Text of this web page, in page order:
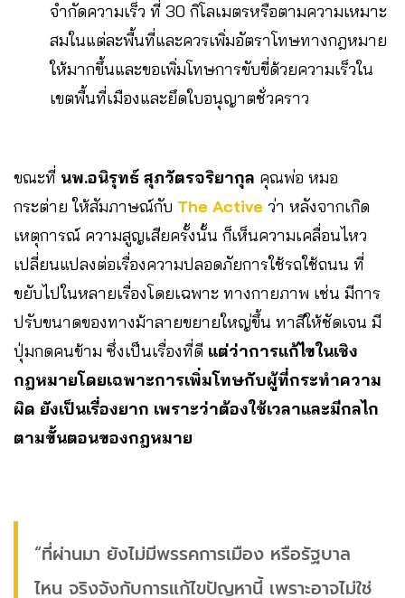
จำกัดความเร็ว ที่ 30 กิโลเมตรหรือตามความเหมาะ
สมในแต่ละพื้นที่และควรเพิ่มอัตราโทษทางกฎหมาย
ให้มากขึ้นและขอเพิ่มโทษการขับขี่ด้วยความเร็วใน
เขตพื้นที่เมืองและยึดใบอนุญาตชั่วคราว
ขณะที่ นพ.อนิรุทธ์ สุภวัตรจริยากุล คุณพ่อ หมอ
กระต่าย ให้สัมภาษณ์กับ The Active ว่า หลังจากเกิด
เหตุการณ์ ความสูญเสียครั้งนั้น ก็เห็นความเคลื่อนไหว
เปลี่ยนแปลงต่อเรื่องความปลอดภัยการใช้รถใช้ถนน ที่
ขยับไปในหลายเรื่องโดยเฉพาะ ทางกายภาพ เช่น มีการ
ปรับขนาดของทางม้าลายขยายใหญ่ขึ้น ทาสีให้ชัดเจน มี
ปุ่มกดคนข้าม ซึ่งเป็นเรื่องที่ดี แต่ว่าการแก้ไขในเชิง
กฎหมายโดยเฉพาะการเพิ่มโทษกับผู้ที่กระทำความ
ผิด ยังเป็นเรื่องยาก เพราะว่าต้องใช้เวลาและมีกลไก
ตามขั้นตอนของกฎหมาย
“ที่ผ่านมา ยังไม่มีพรรคการเมือง หรือรัฐบาล
ไหน จริงจังกับการแก้ไขปัญหานี้ เพราะอาจไม่ใช่